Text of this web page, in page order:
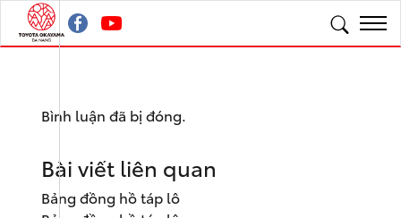
Bình luận đã bị đóng.
Bài viết liên quan
Bảng đồng hồ táp lô